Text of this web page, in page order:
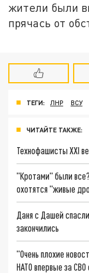
жители были
прячась от
ТЕГИ: ЛНР ВСУ
ЧИТАЙТЕ ТАКЖЕ:
Технофашисты XXI
"Кротами" были
охотятся "живые
Даня с Дашей
закончились
"Очень плохие
НАТО впервые за